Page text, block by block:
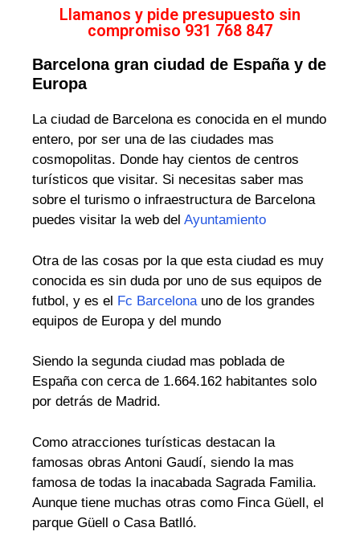
Llamanos y pide presupuesto sin
compromiso 931 768 847
Barcelona gran ciudad de España y de
Europa
La ciudad de Barcelona es conocida en el mundo
entero, por ser una de las ciudades mas
cosmopolitas. Donde hay cientos de centros
turísticos que visitar. Si necesitas saber mas
sobre el turismo o infraestructura de Barcelona
puedes visitar la web del Ayuntamiento
Otra de las cosas por la que esta ciudad es muy
conocida es sin duda por uno de sus equipos de
futbol, y es el Fc Barcelonauno de los grandes
equipos de Europa y del mundo
Siendo la segunda ciudad mas poblada de
España con cerca de 1.664.162 habitantes solo
por detrás de Madrid.
Como atracciones turísticas destacan la
famosas obras Antoni Gaudí, siendo la mas
famosa de todas la inacabada Sagrada Familia.
Aunque tiene muchas otras como Finca Güell, el
parque Güell o Casa Batlló.